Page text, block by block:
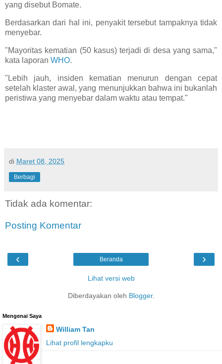
yang disebut Bomate.
Berdasarkan dari hal ini, penyakit tersebut tampaknya tidak
menyebar.
"Mayoritas kematian (50 kasus) terjadi di desa yang sama,"
kata laporan WHO.
"Lebih jauh, insiden kematian menurun dengan cepat
setelah klaster awal, yang menunjukkan bahwa ini bukanlah
peristiwa yang menyebar dalam waktu atau tempat."
di Maret 08, 2025
Berbagi
Tidak ada komentar:
Posting Komentar
‹ ›
Beranda
Lihat versi web
Diberdayakan oleh Blogger.
Mengenai Saya
William Tan
Lihat profil lengkapku